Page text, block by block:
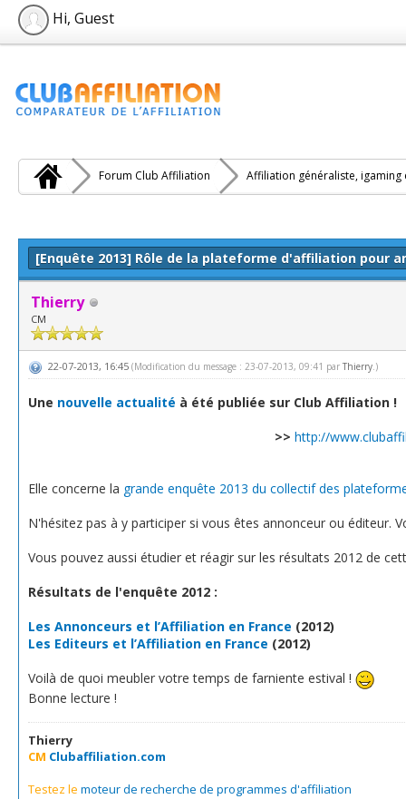
Hi, Guest
Forum Club Affiliation Affiliation généraliste, igaming
[Enquête 2013] Rôle de la plateforme d'affiliation pour
Thierry
CM
22-07-2013, 16:45 (Modification du message : 23-07-2013, 09:41 par Thierry.)
Une nouvelle actualité à été publiée sur Club Affiliation !
>> http://
Elle concerne la grande enquête 2013 du collectif des
N'hésitez pas à y participer si vous êtes annonceur ou éditeur.
Vous pouvez aussi étudier et réagir sur les résultats 2012 de
Résultats de l'enquête 2012 :
Les Annonceurs et l’Affiliation en France (2012)
Les Editeurs et l’Affiliation en France (2012)
Voilà de quoi meubler votre temps de farniente estival !
Bonne lecture !
Thierry
CM Clubaffiliation.com
Testez le moteur de recherche de programmes d'affiliation